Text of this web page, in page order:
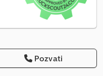
Pozvati